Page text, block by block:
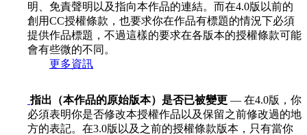
明、免責聲明以及指向本作品的連結。而在4.0版以前的
創用CC授權條款，也要求你在作品有標題的情況下必須
提供作品標題，不過這樣的要求在各版本的授權條款可能
會有些微的不同。
更多資訊
指出（本作品的原始版本）是否已被變更 — 在4.0版，你
必須表明你是否修改本授權作品以及保留之前修改過的地
方的表記。在3.0版以及之前的授權條款版本，只有當你